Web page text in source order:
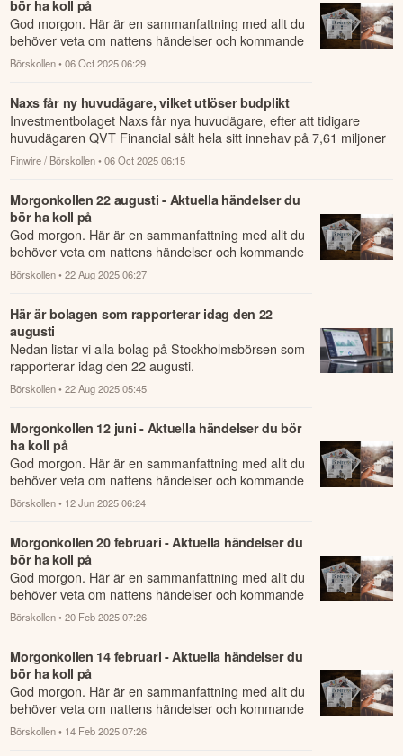
bör ha koll på
God morgon. Här är en sammanfattning med allt du
behöver veta om nattens händelser och kommande
dagens viktigaste händelser på börsen.
Börskollen • 06 Oct 2025 06:29
Naxs får ny huvudägare, vilket utlöser budplikt
Investmentbolaget Naxs får nya huvudägare, efter att tidigare
huvudägaren QVT Financial sålt hela sitt innehav på 7,61 miljoner
aktier, mots...
Finwire / Börskollen • 06 Oct 2025 06:15
Morgonkollen 22 augusti - Aktuella händelser du
bör ha koll på
God morgon. Här är en sammanfattning med allt du
behöver veta om nattens händelser och kommande
dagens viktigaste händelser på börsen.
Börskollen • 22 Aug 2025 06:27
Här är bolagen som rapporterar idag den 22
augusti
Nedan listar vi alla bolag på Stockholmsbörsen som
rapporterar idag den 22 augusti.
Börskollen • 22 Aug 2025 05:45
Morgonkollen 12 juni - Aktuella händelser du bör
ha koll på
God morgon. Här är en sammanfattning med allt du
behöver veta om nattens händelser och kommande
dagens viktigaste händelser på börsen.
Börskollen • 12 Jun 2025 06:24
Morgonkollen 20 februari - Aktuella händelser du
bör ha koll på
God morgon. Här är en sammanfattning med allt du
behöver veta om nattens händelser och kommande
dagens viktigaste händelser på börsen.
Börskollen • 20 Feb 2025 07:26
Morgonkollen 14 februari - Aktuella händelser du
bör ha koll på
God morgon. Här är en sammanfattning med allt du
behöver veta om nattens händelser och kommande
dagens viktigaste händelser på börsen.
Börskollen • 14 Feb 2025 07:26